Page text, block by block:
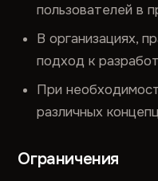
пользователей в
В организациях,
подход к
При
различных
Ограничения